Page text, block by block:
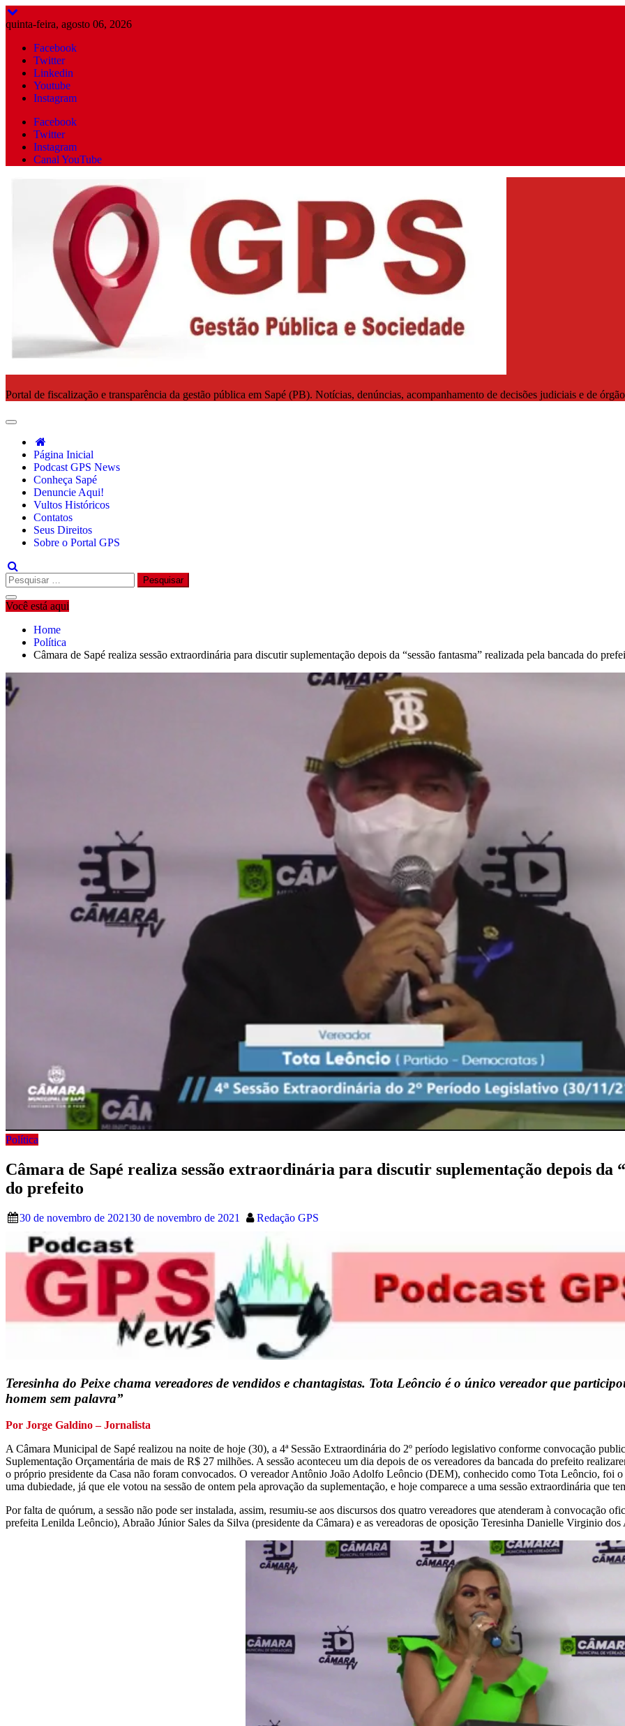
Skip
to
quinta-feira, agosto 06, 2026
Facebook
Twitter
Linkedin
Youtube
Instagram
Facebook
Twitter
Instagram
Canal YouTube
Portal de fiscalização e transparência da gestão pública em Sapé (PB). Notícias, denúncias, acompanhamento de decisões judiciais e de
Página Inicial
Podcast GPS News
Conheça Sapé
Denuncie Aqui!
Vultos Históricos
Contatos
Seus Direitos
Sobre o Portal GPS
Pesquisar
por:
Você está aqui
Home
Política
Câmara de Sapé realiza sessão extraordinária para discutir suplementação depois da “sessão fantasma” realizada pela bancada do
Política
Câmara de Sapé realiza sessão extraordinária para discutir suplementação depois da
do prefeito
30 de novembro de 202130 de novembro de 2021 Redação GPS
Teresinha do Peixe chama vereadores de vendidos e chantagistas. Tota Leôncio é o único vereador que
homem sem palavra”
Por Jorge Galdino – Jornalista
A Câmara Municipal de Sapé realizou na noite de hoje (30), a 4ª Sessão Extraordinária do 2º período legislativo conforme convocação
Suplementação Orçamentária de mais de R$ 27 milhões. A sessão aconteceu um dia depois de os vereadores da bancada do prefeito
o próprio presidente da Casa não foram convocados. O vereador Antônio João Adolfo Leôncio (DEM), conhecido como Tota Leôncio, foi o
uma dubiedade, já que ele votou na sessão de ontem pela aprovação da suplementação, e hoje comparece a uma sessão extraordinária que
Por falta de quórum, a sessão não pode ser instalada, assim, resumiu-se aos discursos dos quatro vereadores que atenderam à convocação
prefeita Lenilda Leôncio), Abraão Júnior Sales da Silva (presidente da Câmara) e as vereadoras de oposição Teresinha Danielle Virginio